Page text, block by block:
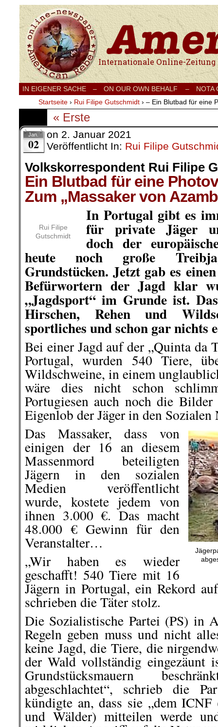
Internationale Onlinezeitung für Frieden,
IN EIGENER SACHE – ON OUR OWN BEHALF –
NOTA
Startseite › Rui Filipe Gutschmidt › – Ein Blutbad für eine
« Erste
Jan.
02
on 2. Januar 2021
Veröffentlicht In: Rui Filipe
Volkskorrespondent Rui Filipe
Ein Blutbad für eine
Zum „Massaker von
Rui Filipe
Gutschmidt
In Portugal gibt es
für private Jäger
doch der
heute noch große
Grundstücken. Jetzt gab es
Befürwortern der Jagd klar
„Jagdsport“ im Grunde ist.
Hirschen, Rehen und
sportliches und schon gar nichts
Bei einer Jagd auf der „Quinta da
Portugal, wurden 540 Tiere,
Wildschweine, in einem
wäre dies nicht schon
Portugiesen auch noch die
Eigenlob der Jäger in den Sozialen
Das Massaker, dass von
einigen der 16 an diesem
Massenmord beteiligten
Jägern in den sozialen
Medien veröffentlicht
wurde, kostete jedem von
ihnen 3.000 €. Das macht
48.000 € Gewinn für den
Veranstalter…
„Wir haben es wieder
geschafft! 540 Tiere mit 16
Jägern in Portugal, ein Rekord
schrieben die Täter stolz.
Die Sozialistische Partei (PS) in
Regeln geben muss und nicht
keine Jagd, die Tiere, die
der Wald vollständig eingezäunt
Grundstücksmauern
abgeschlachtet“, schrieb die
kündigte an, dass sie „dem
und Wälder) mitteilen werde